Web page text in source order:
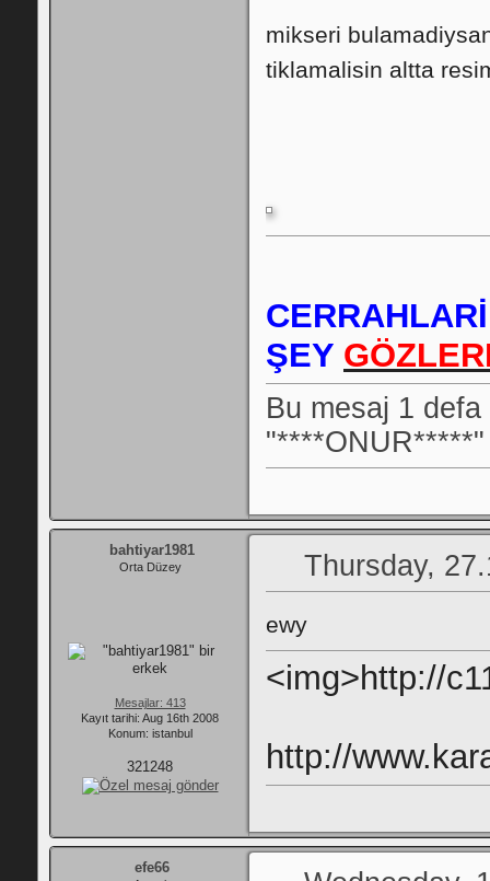
mikseri
tiklamalisin altta
ŞEY
Bu mesaj 1
bahtiyar1981
Orta Düzey
Mesajlar: 413
Kayıt tarihi: Aug 16th 2008
Konum: istanbul
321248
Thursday,
ewy
http://
efe66